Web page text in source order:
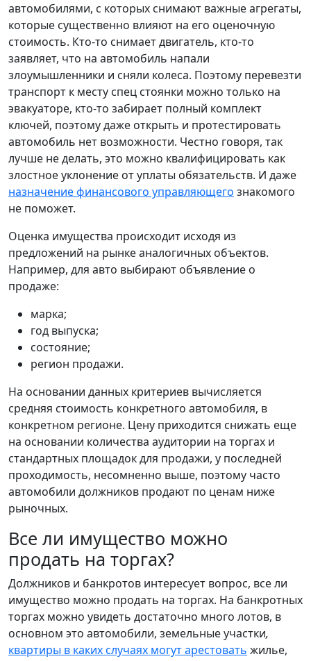
автомобилями, с которых снимают важные агрегаты,
которые существенно влияют на его оценочную
стоимость. Кто-то снимает двигатель, кто-то
заявляет, что на автомобиль напали
злоумышленники и сняли колеса. Поэтому перевезти
транспорт к месту спец стоянки можно только на
эвакуаторе, кто-то забирает полный комплект
ключей, поэтому даже открыть и протестировать
автомобиль нет возможности. Честно говоря, так
лучше не делать, это можно квалифицировать как
злостное уклонение от уплаты обязательств. И даже
назначение финансового управляющего знакомого
не поможет.
Оценка имущества происходит исходя из
предложений на рынке аналогичных объектов.
Например, для авто выбирают объявление о
продаже:
марка;
год выпуска;
состояние;
регион продажи.
На основании данных критериев вычисляется
средняя стоимость конкретного автомобиля, в
конкретном регионе. Цену приходится снижать еще
на основании количества аудитории на торгах и
стандартных площадок для продажи, у последней
проходимость, несомненно выше, поэтому часто
автомобили должников продают по ценам ниже
рыночных.
Все ли имущество можно
продать на торгах?
Должников и банкротов интересует вопрос, все ли
имущество можно продать на торгах. На банкротных
торгах можно увидеть достаточно много лотов, в
основном это автомобили, земельные участки,
квартиры в каких случаях могут арестовать жилье,